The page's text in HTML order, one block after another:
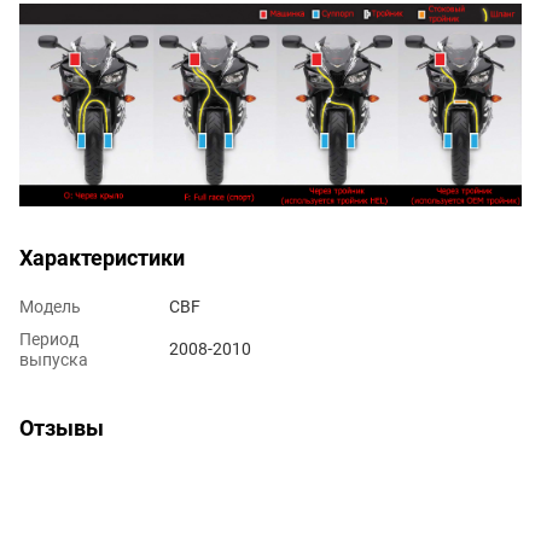
Характеристики
Модель
CBF
Период
выпуска
2008-2010
Отзывы